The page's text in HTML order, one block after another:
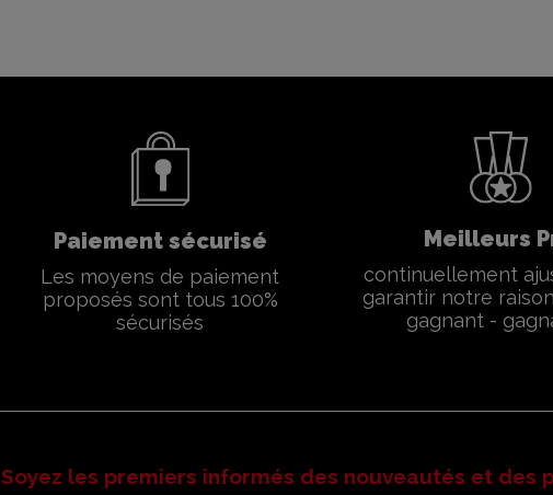
Paiement sécurisé
Les moyens de paiement
proposés sont tous 100%
sécurisés
Meilleurs
continuellement
garantir notre
gagnant -
Soyez les premiers informés des nouveautés et des